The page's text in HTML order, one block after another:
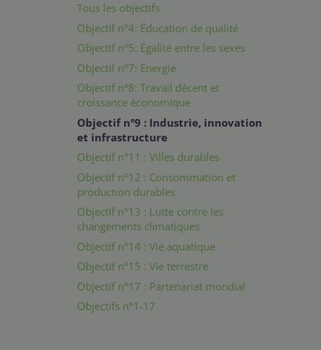
Tous les objectifs
Objectif n°4: Éducation de qualité
Objectif n°5: Égalité entre les sexes
Objectif n°7: Énergie
Objectif n°8: Travail décent et
croissance économique
Objectif n°9 : Industrie, innovation
et infrastructure
Objectif n°11 : Villes durables
Objectif n°12 : Consommation et
production durables
Objectif n°13 : Lutte contre les
changements climatiques
Objectif n°14 : Vie aquatique
Objectif n°15 : Vie terrestre
Objectif n°17 : Partenariat mondial
Objectifs n°1-17